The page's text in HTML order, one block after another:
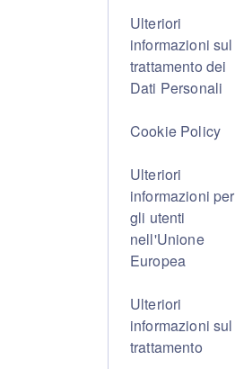
Ulteriori
informazioni sul
trattamento dei
Dati Personali
Cookie Policy
Ulteriori
informazioni per
gli utenti
nell'Unione
Europea
Ulteriori
informazioni sul
trattamento